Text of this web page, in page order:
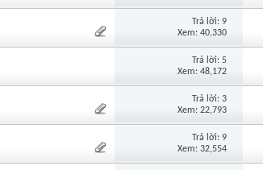
Trả lời: 9
Xem: 40,330
Trả lời: 5
Xem: 48,172
Trả lời: 3
Xem: 22,793
Trả lời: 9
Xem: 32,554